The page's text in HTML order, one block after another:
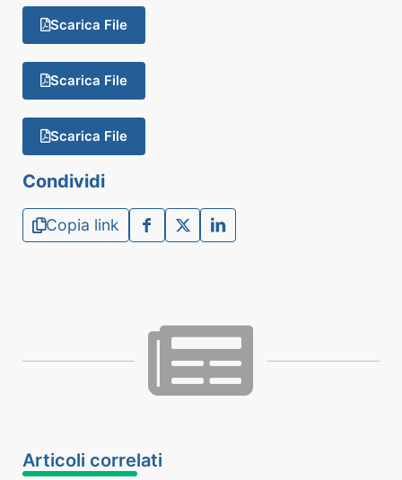
Scarica File
Scarica File
Scarica File
Condividi
Copia link
Articoli correlati